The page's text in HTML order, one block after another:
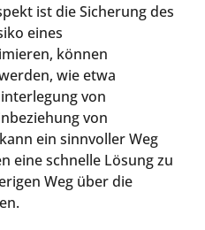
ist die Sicherung des
eines
können
wie etwa
von
von
ein sinnvoller Weg
eine schnelle Lösung zu
Weg über die